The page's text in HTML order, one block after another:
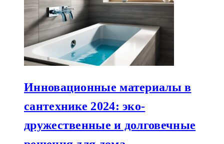
Инновационные материалы в
сантехнике 2024: эко-
дружественные и долговечные